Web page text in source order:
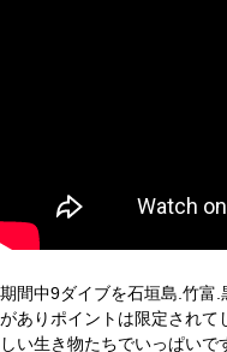
期間中9ダイブを石垣島.竹富
がありポイントは限定されて
しい生き物たちでいっぱいで